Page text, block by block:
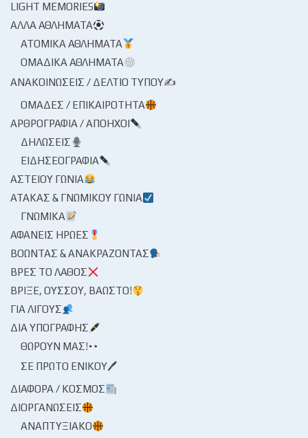
LIGHT MEMORIES
ΆΛΛΑ ΑΘΛΉΜΑΤΑ
ΑΤΟΜΙΚΆ ΑΘΛΉΜΑΤΑ
ΟΜΑΔΙΚΆ ΑΘΛΉΜΑΤΑ
ΑΝΑΚΟΙΝΏΣΕΙΣ / ΔΕΛΤΊΟ ΤΎΠΟΥ✍
ΟΜΆΔΕΣ / ΕΠΙΚΑΙΡΌΤΗΤΑ
ΑΡΘΡΟΓΡΑΦΊΑ / ΑΠΌΗΧΟΙ
ΔΗΛΏΣΕΙΣ
ΕΙΔΗΣΕΟΓΡΑΦΊΑ
ΑΣΤΕΊΟΥ ΓΩΝΊΑ
ΑΤΆΚΑΣ & ΓΝΩΜΙΚΟΎ ΓΩΝΊΑ
ΓΝΩΜΙΚΆ
ΑΦΑΝΕΊΣ ΉΡΩΕΣ
ΒΟΏΝΤΑΣ & ΑΝΑΚΡΆΖΟΝΤΑΣ
ΒΡΕΣ ΤΟ ΛΆΘΟΣ
ΒΡΊΞΕ, ΟΎΣΣΟΥ, ΒΆΩΣΤΟ!
ΓΙΑ ΛΊΓΟΥΣ
ΔΙΑ ΥΠΟΓΡΑΦΉΣ
ΘΩΡΟΎΝ ΜΑΣ!
ΣΕ ΠΡΏΤΟ ΕΝΙΚΟΎ🖊
ΔΙΆΦΟΡΑ / ΚΌΣΜΟΣ
ΔΙΟΡΓΑΝΏΣΕΙΣ
ΑΝΑΠΤΥΞΙΑΚΌ